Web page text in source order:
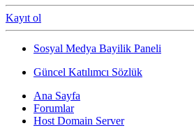
Kayıt ol
Sosyal Medya Bayilik Paneli
Güncel Katılımcı Sözlük
Ana Sayfa
Forumlar
Host Domain Server